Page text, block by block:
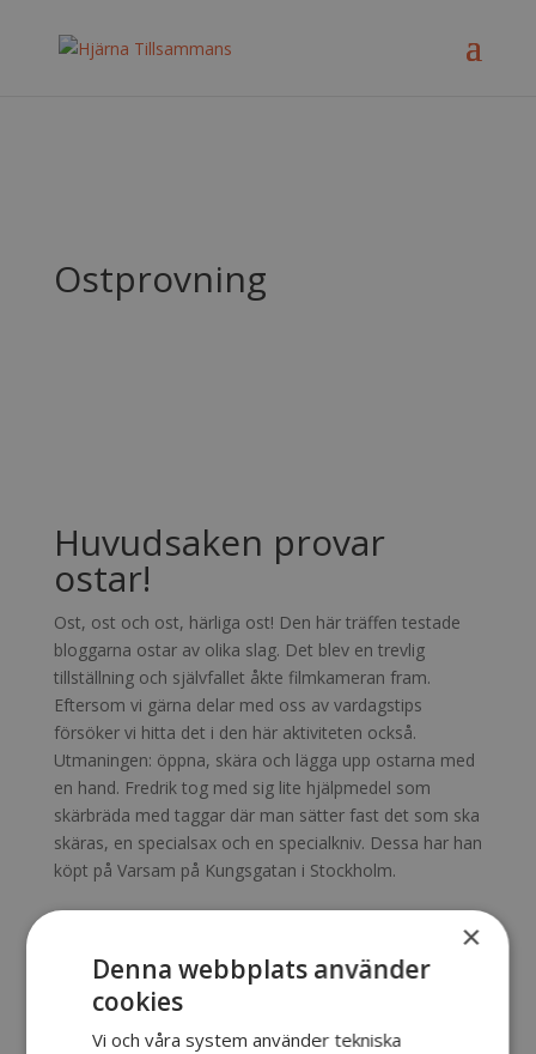
Ostprovning
Huvudsaken provar
ostar!
Ost, ost och ost, härliga ost! Den här träffen testade
bloggarna ostar av olika slag. Det blev en trevlig
tillställning och självfallet åkte filmkameran fram.
Eftersom vi gärna delar med oss av vardagstips
försöker vi hitta det i den här aktiviteten också.
Utmaningen: öppna, skära och lägga upp ostarna med
en hand. Fredrik tog med sig lite hjälpmedel som
skärbräda med taggar där man sätter fast det som ska
skäras, en specialsax och en specialkniv. Dessa har han
köpt på Varsam på Kungsgatan i Stockholm.
×
Denna webbplats använder
cookies
Vi och våra system använder tekniska